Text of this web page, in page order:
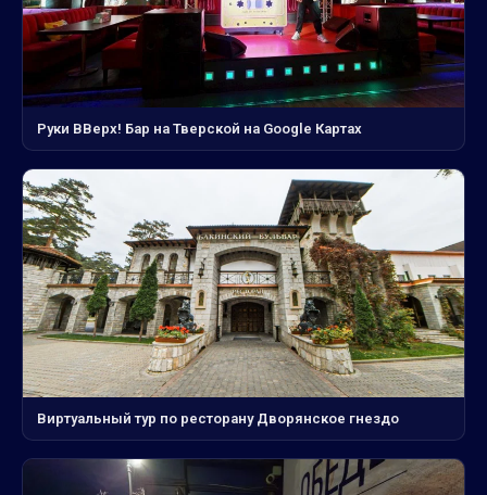
Руки ВВерх! Бар на Тверской на Google Картах
Виртуальный тур по ресторану Дворянское гнездо